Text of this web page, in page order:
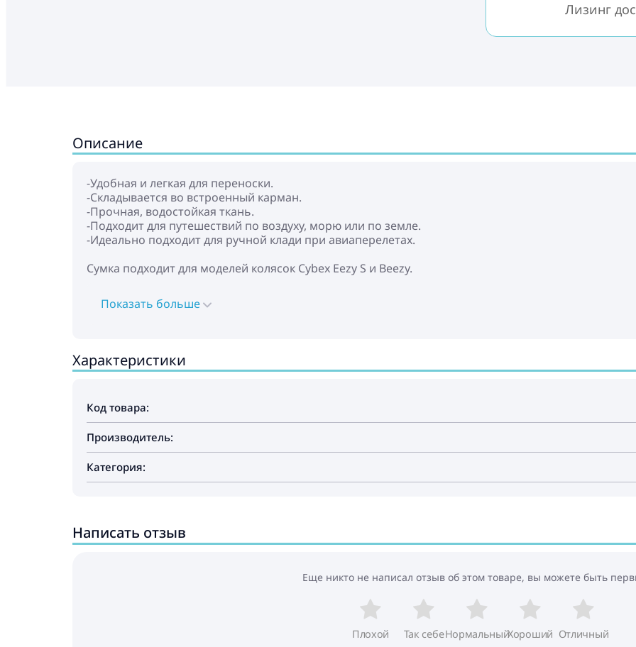
Лизинг
Описание
-Удобная и легкая для переноски.
-Складывается во встроенный карман.
-Прочная, водостойкая ткань.
-Подходит для путешествий по воздуху, морю или по земле.
-Идеально подходит для ручной клади при авиаперелетах.
Сумка подходит для моделей колясок Cybex Eezy S и Beezy.
Показать больше
Характеристики
Код товара:
Производитель:
Категория:
Написать отзыв
Еще никто не написал отзыв об этом товаре, вы можете быть
Плохой Так себеНормальныйХороший Отличный